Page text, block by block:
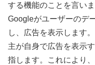
する機能のことを言い
Googleがユーザーのデ
し、広告を表示します
主が自身で広告を表示
指します。これにより